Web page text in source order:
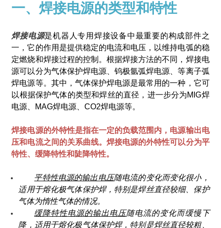
一、焊接电源的类型和特性
焊接电源是机器人专用焊接设备中最重要的构成部件之
一，它的作用是提供稳定的电流和电压，以维持电弧的稳
定燃烧和焊接过程的控制。根据焊接方法的不同，焊接电
源可以分为气体保护焊电源、钨极氩弧焊电源、等离子弧
焊电源等。其中，气体保护焊电源是最常用的一种，它可
以根据保护气体的类型和焊丝的直径，进一步分为MIG焊
电源、MAG焊电源、CO2焊电源等。
焊接电源的外特性是指在一定的负载范围内，电源输出电
压和电流之间的关系曲线。焊接电源的外特性可以分为平
特性、缓降特性和陡降特性。
平特性电源的输出电压随电流的变化而变化很小，
适用于熔化极气体保护焊，特别是焊丝直径较细、保护
气体为惰性气体的情况。
缓降特性电源的输出电压随电流的变化而缓慢下
降，适用于熔化极气体保护焊，特别是焊丝直径较粗、